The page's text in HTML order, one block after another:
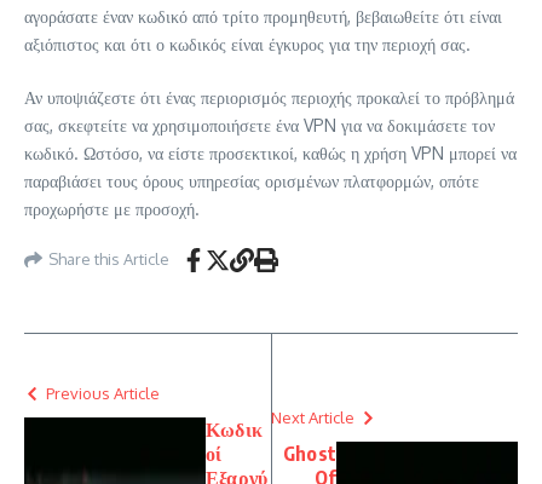
αγοράσατε έναν κωδικό από τρίτο προμηθευτή, βεβαιωθείτε ότι είναι
αξιόπιστος και ότι ο κωδικός είναι έγκυρος για την περιοχή σας.
Αν υποψιάζεστε ότι ένας περιορισμός περιοχής προκαλεί το πρόβλημά
σας, σκεφτείτε να χρησιμοποιήσετε ένα VPN για να δοκιμάσετε τον
κωδικό. Ωστόσο, να είστε προσεκτικοί, καθώς η χρήση VPN μπορεί να
παραβιάσει τους όρους υπηρεσίας ορισμένων πλατφορμών, οπότε
προχωρήστε με προσοχή.
Share this Article
Previous Article
Κωδικ
οί
Εξαργύ
Next Article
Ghost
Of